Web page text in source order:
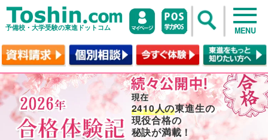
予備校・大学受験の東進ドットコム MENU
2410人の東進生の
現役合格の
秘訣が満載！